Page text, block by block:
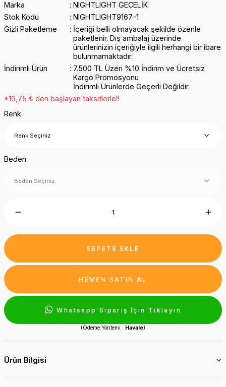
Marka
NIGHTLIGHT GECELİK
Stok Kodu
NIGHTLIGHT9167-1
Gizli Paketleme
İçeriği belli olmayacak şekilde özenle
paketlenir. Dış ambalaj üzerinde
ürünlerinizin içeriğiyle ilgili herhangi bir ibare
bulunmamaktadır.
İndirimli Ürün
7.500 TL Üzeri %10 İndirim ve Ücretsiz
Kargo Promosyonu
İndirimli Ürünlerde Geçerli Değildir.
*19,75 ₺ den başlayan taksitlerle!!
Renk
Beden
SEPETE EKLE
HEMEN SATIN AL
Whatsapp Sipariş İçin Tıklayın
(Ödeme Yöntemi : Havale)
Ürün Bilgisi